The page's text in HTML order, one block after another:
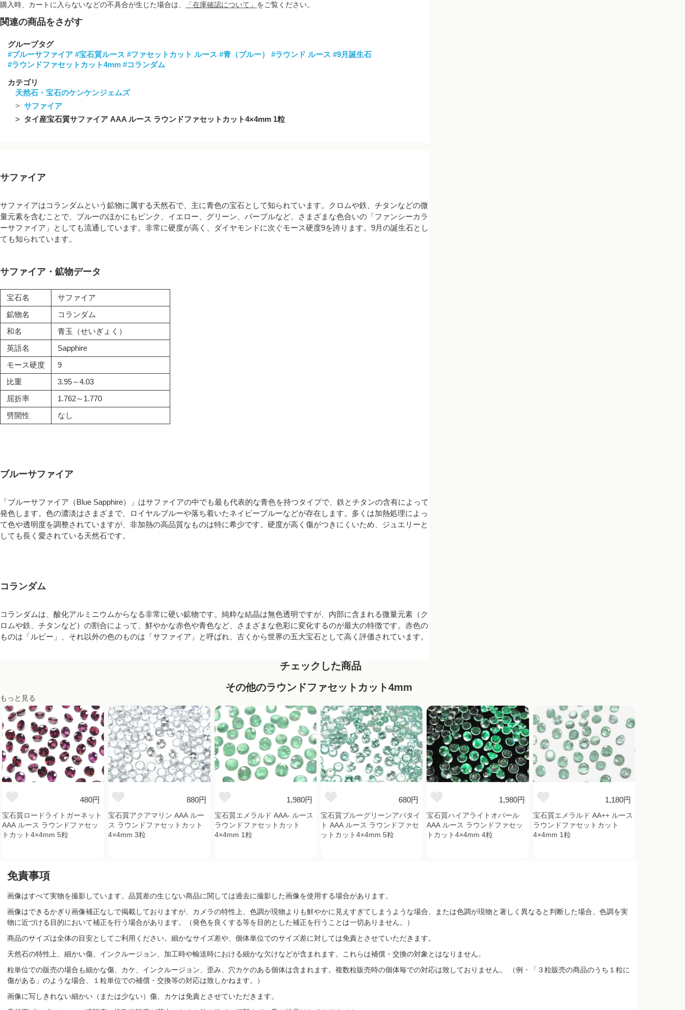
購入時、カートに入らないなどの不具合が生じた場合は、
「在庫確認について」 をご覧ください。
関連の商品をさがす
グループタグ
#ブルーサファイア #宝石質ルース #ファセットカット ルース #青（ブルー） #ラウンド ルース #9月誕生石
#ラウンドファセットカット4mm #コランダム
カテゴリ
天然石・宝石のケンケンジェムズ
サファイア
タイ産宝石質サファイア AAA ルース ラウンドファセットカット4×4mm 1粒
サファイア
サファイアはコランダムという鉱物に属する天然石で、主に青色の宝石として知られています。クロムや鉄、チタンなどの微
量元素を含むことで、ブルーのほかにもピンク、イエロー、グリーン、パープルなど、さまざまな色合いの「ファンシーカラ
ーサファイア」としても流通しています。非常に硬度が高く、ダイヤモンドに次ぐモース硬度9を誇ります。9月の誕生石とし
ても知られています。
サファイア・鉱物データ
宝石名
サファイア
鉱物名
コランダム
和名
青玉（せいぎょく）
英語名
Sapphire
モース硬度
9
比重
3.95～4.03
屈折率
1.762～1.770
劈開性
なし
ブルーサファイア
「ブルーサファイア（Blue Sapphire）」はサファイアの中でも最も代表的な青色を持つタイプで、鉄とチタンの含有によって
発色します。色の濃淡はさまざまで、ロイヤルブルーや落ち着いたネイビーブルーなどが存在します。多くは加熱処理によっ
て色や透明度を調整されていますが、非加熱の高品質なものは特に希少です。硬度が高く傷がつきにくいため、ジュエリーと
しても長く愛されている天然石です。
コランダム
コランダムは、酸化アルミニウムからなる非常に硬い鉱物です。純粋な結晶は無色透明ですが、内部に含まれる微量元素（ク
ロムや鉄、チタンなど）の割合によって、鮮やかな赤色や青色など、さまざまな色彩に変化するのが最大の特徴です。赤色の
ものは「ルビー」、それ以外の色のものは「サファイア」と呼ばれ、古くから世界の五大宝石として高く評価されています。
チェックした商品
その他のラウンドファセットカット4mm
もっと見る
480円
宝石質ロードライトガーネット
AAA ルース ラウンドファセッ
トカット4×4mm 5粒
880円
宝石質アクアマリン AAA ルー
ス ラウンドファセットカット
4×4mm 3粒
1,980円
宝石質エメラルド AAA- ルース
ラウンドファセットカット
4×4mm 1粒
680円
宝石質ブルーグリーンアパタイ
ト AAA ルース ラウンドファセ
ットカット4×4mm 5粒
1,980円
宝石質ハイアライトオパール
AAA ルース ラウンドファセッ
トカット4×4mm 4粒
1,180円
宝石質エメラルド AA++ ルース
ラウンドファセットカット
4×4mm 1粒
免責事項
画像はすべて実物を撮影しています。品質差の生じない商品に関しては過去に撮影した画像を使用する場合があります。
画像はできるかぎり画像補正なしで掲載しておりますが、カメラの特性上、色調が現物よりも鮮やかに見えすぎてしまうような場合、または色調が現物と著しく異なると判断した場合、色調を実
物に近づける目的において補正を行う場合があります。（発色を良くする等を目的とした補正を行うことは一切ありません。）
商品のサイズは全体の目安としてご利用ください。細かなサイズ差や、個体単位でのサイズ差に対しては免責とさせていただきます。
天然石の特性上、細かい傷、インクルージョン、加工時や輸送時における細かな欠けなどが含まれます。これらは補償・交換の対象とはなりません。
粒単位での販売の場合も細かな傷、カケ、インクルージョン、歪み、穴カケのある個体は含まれます。複数粒販売時の個体毎での対応は致しておりません。 （例・「３粒販売の商品のうち１粒に
傷がある」のような場合、１粒単位での補償・交換等の対応は致しかねます。）
画像に写しきれない細かい（または少ない）傷、カケは免責とさせていただきます。